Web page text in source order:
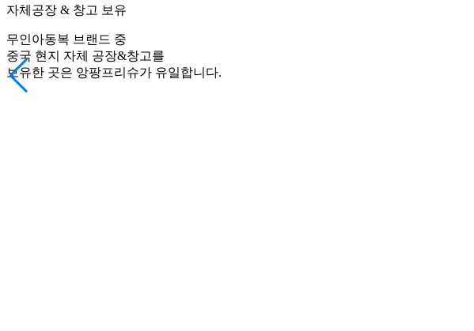
자체공장 & 창고 보유
무인아동복 브랜드 중
중국 현지 자체 공장&창고를
보유한 곳은 앙팡프리슈가 유일합니다.